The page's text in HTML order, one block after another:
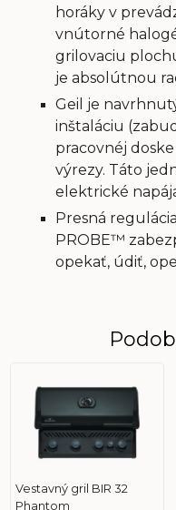
horáky v
vnútorné
grilovaciu
je absolútnou
Geil je
inštaláciu
pracovnéj
výrezy. Táto
elektrické
Presná
PROBE™
opekať, údiť,
Vestavný gril BIR 32
Phantom